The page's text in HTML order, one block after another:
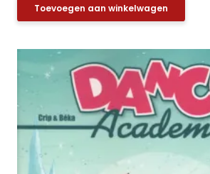
Toevoegen aan winkelwagen